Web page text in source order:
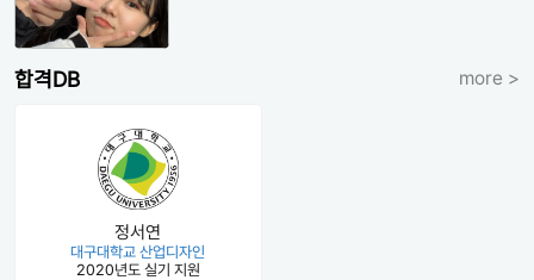
합격DB more >
정서연
대구대학교 산업디자인
2020년도 실기 지원